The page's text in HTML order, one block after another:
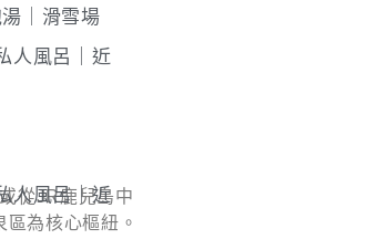
從JR鹿兒島中
為核心樞紐。
｜滑雪場
人風呂｜近
人風呂｜近